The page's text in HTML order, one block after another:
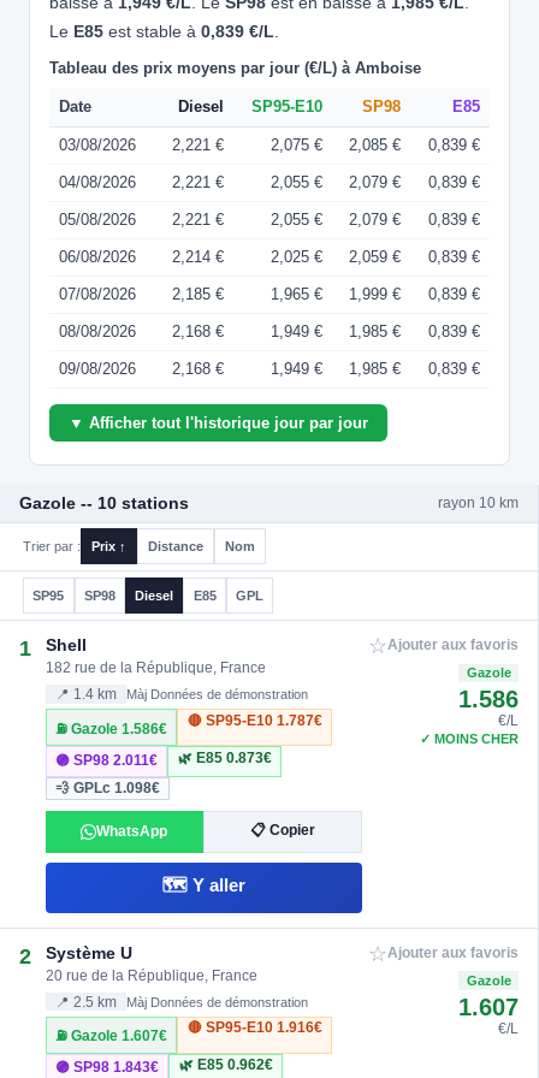
Le E85 est stable à 0,839 €/L.
Tableau des prix moyens par jour (€/L) à Amboise
Date Diesel SP95-E10 SP98 E85
03/08/2026 2,221 € 2,075 € 2,085 € 0,839 €
04/08/2026 2,221 € 2,055 € 2,079 € 0,839 €
05/08/2026 2,221 € 2,055 € 2,079 € 0,839 €
06/08/2026 2,214 € 2,025 € 2,059 € 0,839 €
07/08/2026 2,185 € 1,965 € 1,999 € 0,839 €
08/08/2026 2,168 € 1,949 € 1,985 € 0,839 €
09/08/2026 2,168 € 1,949 € 1,985 € 0,839 €
▼ Afficher tout l'historique jour par jour
Gazole -- 10 stations rayon 10 km
Trier par : Prix ↑ Distance Nom
SP95 SP98 Diesel E85 GPL
1 Shell
182 rue de la République, France
📍 1.4 km Màj Données de démonstration
⛽ Gazole1.586€
🔴 SP95-E10 1.787€
🟣 SP982.011€ 🌿 E85 0.873€
💨 GPLc1.098€
WhatsApp 📋 Copier
🗺️ Y aller
☆Ajouter aux favoris
Gazole
1.586
€/L
✓ MOINS CHER
2 Système U
20 rue de la République, France
📍 2.5 km Màj Données de démonstration
⛽ Gazole1.607€
🔴 SP95-E10 1.916€
🟣 SP981.843€ 🌿 E85 0.962€
☆Ajouter aux favoris
Gazole
1.607
€/L